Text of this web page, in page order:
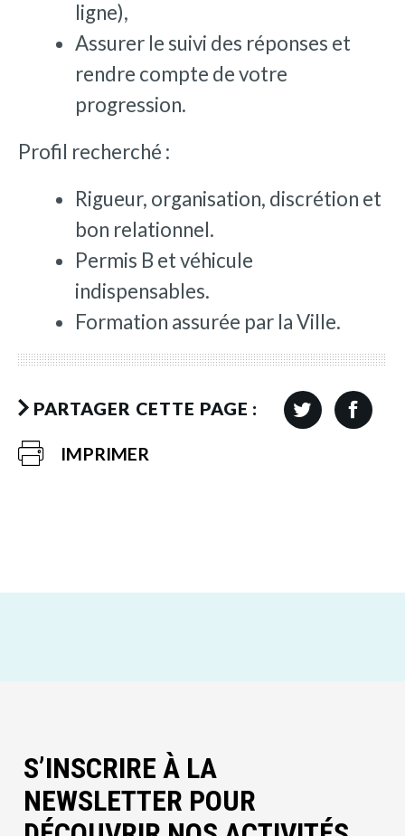
ligne),
Assurer le suivi des réponses et
rendre compte de votre
progression.
Profil recherché :
Rigueur, organisation, discrétion et
bon relationnel.
Permis B et véhicule
indispensables.
Formation assurée par la Ville.
PARTAGER CETTE PAGE :
IMPRIMER
S’INSCRIRE À LA
NEWSLETTER POUR